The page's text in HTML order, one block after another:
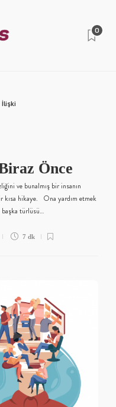
0
İlişki
Önce
ve bunalmış bir insanın
kısa hikaye. Ona yardım etmek
başka türlüsü…
7 dk